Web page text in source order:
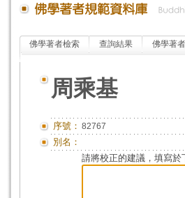
佛學著者檢索 查詢結果 佛學著
周乘基
序號： 82767
別名：
請將校正的建議，填寫